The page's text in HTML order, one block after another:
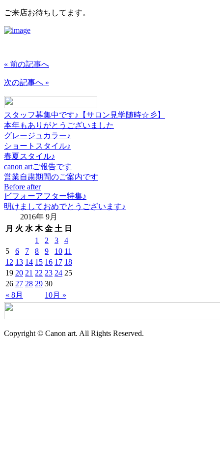
ご来店お待ちしてます。
« 前の記事へ
次の記事へ »
スタッフ募集中です♪【サロン見学随時☆彡】
本年もありがとうございました
グレージュカラー♪
ショートスタイル♪
春夏スタイル♪
canon artご報告です
営業自粛期間のご案内です
Before after
ビフォーアフター特集♪
明けましておめでとうございます♪
2016年 9月
月 火 水 木 金 土 日
« 8月 10月 »
1 2 3
4
5
6 7 8 9 10 11
12 13 14 15 16 17 18
19 20 21 22 23 24 25
26 27 28 29 30
Copyright © Canon art. All Rights Reserved.